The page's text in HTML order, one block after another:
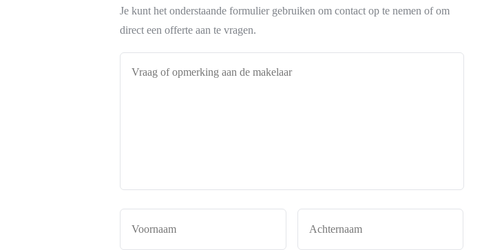
Je kunt het onderstaande formulier gebruiken om contact op te nemen of om
direct een offerte aan te vragen.